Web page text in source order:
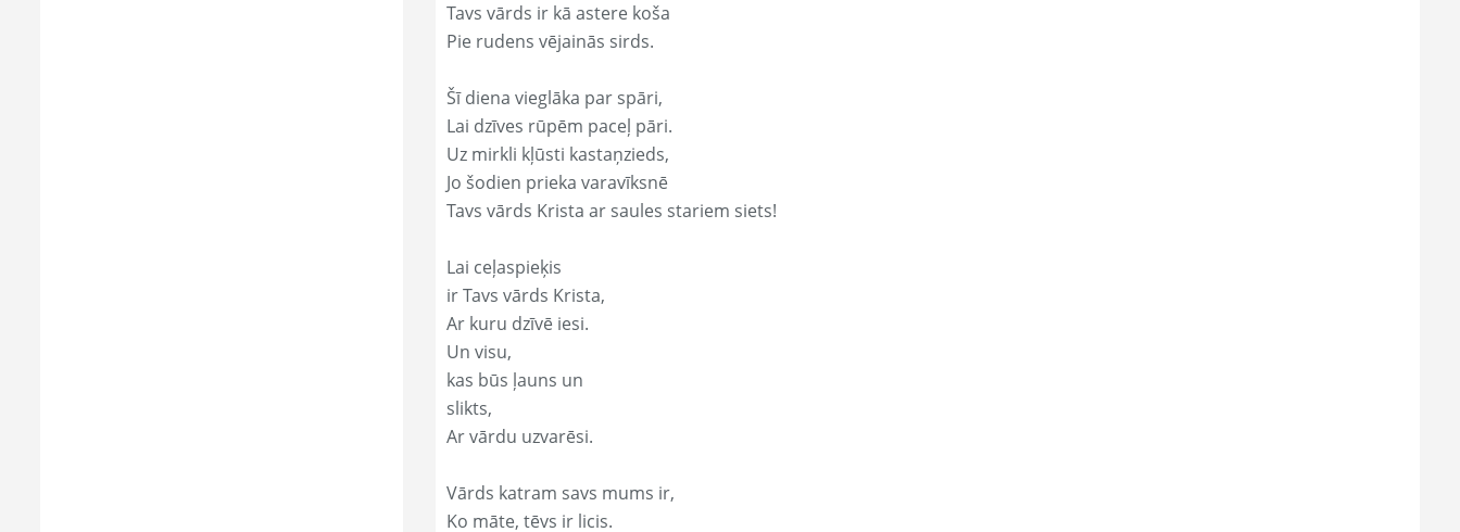
Tavs vārds ir kā astere koša
Pie rudens vējainās sirds.
Šī diena vieglāka par spāri,
Lai dzīves rūpēm paceļ pāri.
Uz mirkli kļūsti kastaņzieds,
Jo šodien prieka varavīksnē
Tavs vārds Krista ar saules stariem siets!
Lai ceļaspieķis
ir Tavs vārds Krista,
Ar kuru dzīvē iesi.
Un visu,
kas būs ļauns un
slikts,
Ar vārdu uzvarēsi.
Vārds katram savs mums ir,
Ko māte, tēvs ir licis.